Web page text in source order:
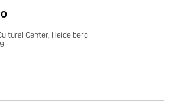
Center, Heidelberg